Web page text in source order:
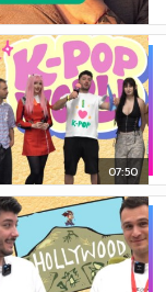
07:50